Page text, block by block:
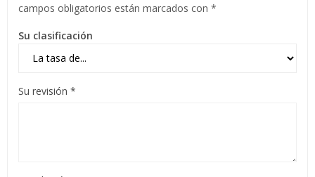
campos obligatorios están marcados con *
Su clasificación
Su revisión *